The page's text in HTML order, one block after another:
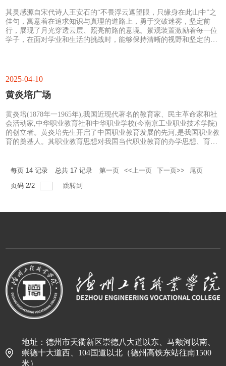
其灵感源自宋代诗人王安石的“不畏浮云遮望眼，只缘身在此山中”之
佳句，寓意着在追求知识与真理的道路上，勇于突破迷雾，坚定前
行，展现了月光穿透云层、照亮前路的意境。景观装置激励着每一位
学子，在面对学业和生活的挑战时，能够保持清晰的视野和坚定的信
2025-04-10
黄炎培广场
黄炎培(1878年一1965年),我国近现代著名的教育家、民主革命家和社
会活动家,中华职业教育社和中华职业学校(今南京工业职业技术学院)
的创立者。黄炎培先生开启了中国职业教育发展的先河,是我国职业教
育的奠基人。其职业教育思想对我国当代职业教育的办学思想、育人
教育理念。弘扬职业教育独特的文化氛围和价值体系,推动职业教育培
每页 14 记录 总共 17 记录 第一页 <<上一页 下一页>>
尾页
页码2/2 跳转到
地址：德州市天衢新区崇德八大道以东、马颊河以南、
崇德十大道西、104国道以北（德州高铁东站往南1500
米）